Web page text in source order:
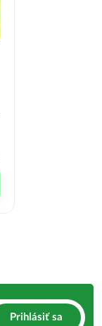
Prihlásiť sa